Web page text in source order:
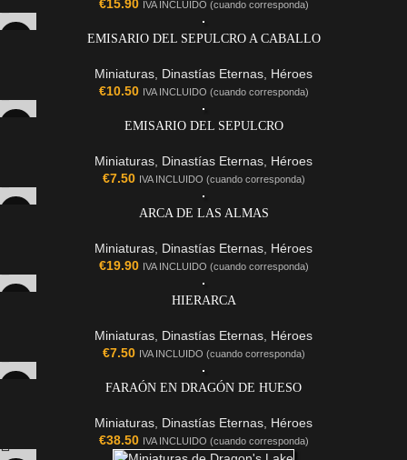
€15.90 IVA INCLUIDO (cuando corresponda)
EMISARIO DEL SEPULCRO A CABALLO
Miniaturas Dinastías Eternas Héroes
€10.50 IVA INCLUIDO (cuando corresponda)
EMISARIO DEL SEPULCRO
Miniaturas Dinastías Eternas Héroes
€7.50 IVA INCLUIDO (cuando corresponda)
ARCA DE LAS ALMAS
Miniaturas Dinastías Eternas Héroes
€19.90 IVA INCLUIDO (cuando corresponda)
HIERARCA
Miniaturas Dinastías Eternas Héroes
€7.50 IVA INCLUIDO (cuando corresponda)
FARAÓN EN DRAGÓN DE HUESO
Miniaturas Dinastías Eternas Héroes
€38.50 IVA INCLUIDO (cuando corresponda)